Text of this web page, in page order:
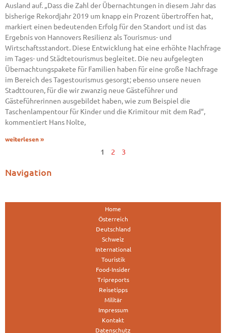
Ausland auf. „Dass die Zahl der Übernachtungen in diesem Jahr das
bisherige Rekordjahr 2019 um knapp ein Prozent übertroffen hat,
markiert einen bedeutenden Erfolg für den Standort und ist das
Ergebnis von Hannovers Resilienz als Tourismus- und
Wirtschaftsstandort. Diese Entwicklung hat eine erhöhte Nachfrage
im Tages- und Städtetourismus begleitet. Die neu aufgelegten
Übernachtungspakete für Familien haben für eine große Nachfrage
im Bereich des Tagestourismus gesorgt; ebenso unsere neuen
Stadttouren, für die wir zwanzig neue Gästeführer und
Gästeführerinnen ausgebildet haben, wie zum Beispiel die
Taschenlampentour für Kinder und die Krimitour mit dem Rad“,
kommentiert Hans Nolte,
weiterlesen »
1 2 3
Navigation
Home
Österreich
Deutschland
Schweiz
International
Touristik
Food-Insider
Tripreports
Reisetipps
Militär
Impressum
Kontakt
Datenschutz